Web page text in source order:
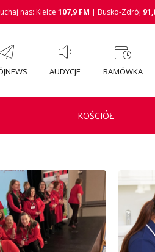
nas: Kielce 107,9 FM | Busko-Zdrój
AUDYCJE RAMÓWKA
KOŚCIÓŁ